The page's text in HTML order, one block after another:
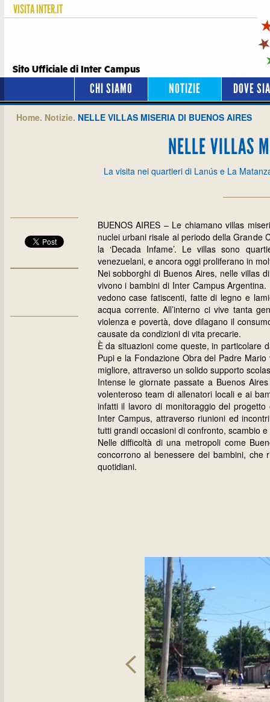
VISITAINTER.IT
Sito Ufficiale di Inter Campus
CHI SIAMO NOTIZIE DOVE
Home. Notizie. NELLE VILLAS MISERIA DI BUENOS AIRES
NELLE VILLAS
La visita nei quartieri di Lanús e La
BUENOS AIRES – Le chiamano villas
nuclei urbani risale al periodo della Grande
la ‘Decada Infame’. Le villas sono
venezuelani, e ancora oggi proliferano in
Nei sobborghi di Buenos Aires, nelle villas
vivono i bambini di Inter Campus
vedono case fatiscenti, fatte di legno e
acqua corrente. All’interno ci vive tanta
violenza e povertà, dove dilagano il
causate da condizioni di vita precarie.
È da situazioni come queste, in particolare
Pupi e la Fondazione Obra del Padre
migliore, attraverso un solido supporto
Intense le giornate passate a Buenos
volenteroso team di allenatori locali e ai
infatti il lavoro di monitoraggio del
Inter Campus, attraverso riunioni ed
tutti grandi occasioni di confronto, scambio
Nelle difficoltà di una metropoli come
concorrono al benessere dei bambini,
quotidiani.